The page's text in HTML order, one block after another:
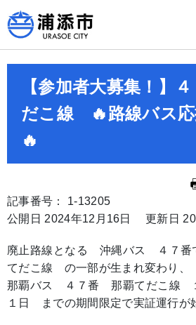
【参加者大募集！】
だこ線 🔥路線バス応
🔥
記事番号： 1-13205
公開日 2024年12月16日
更新日
廃止路線となる 沖縄バス ４７番
てだこ線 の一部が生まれ変わり、
那覇バス ４７番 那覇てだこ線
１日 までの期間限定で実証運行が